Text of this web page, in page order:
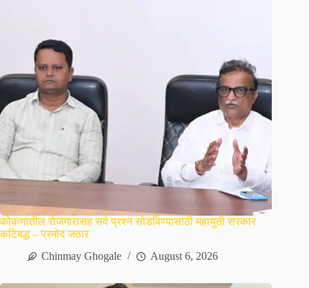
कोकणातील रोजगारासह सर्व प्रश्न सोडविण्यासाठी महायुती सरकार
कटिबद्ध – प्रमोद जठार
Chinmay Ghogale
August 6, 2026